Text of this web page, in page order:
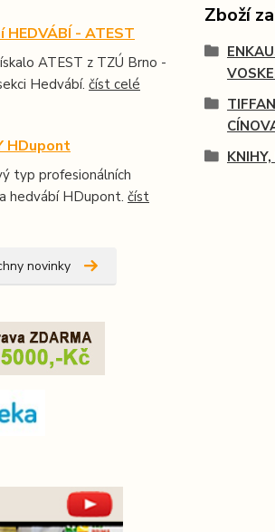
- ATEST
ATEST z TZÚ Brno -
Hedvábí. číst celé
HDupont
typ profesionálních
hedvábí HDupont. číst
novinky
Zboží